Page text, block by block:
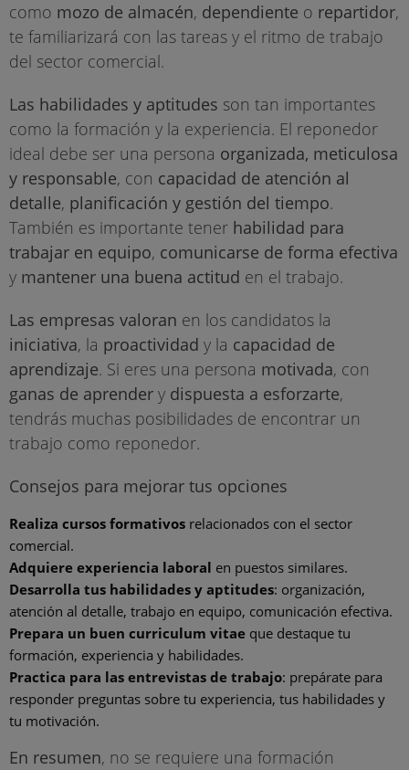
como mozo de almacén, dependiente o repartidor,
te familiarizará con las tareas y el ritmo de trabajo
del sector comercial.
Las habilidades y aptitudes son tan importantes
como la formación y la experiencia. El reponedor
ideal debe ser una persona organizada, meticulosa
y responsable, con capacidad de atención al
detalle, planificación y gestión del tiempo.
También es importante tener habilidad para
trabajar en equipo, comunicarse de forma efectiva
y mantener una buena actitud en el trabajo.
Las empresas valoran en los candidatos la
iniciativa, la proactividad y la capacidad de
aprendizaje. Si eres una persona motivada, con
ganas de aprender y dispuesta a esforzarte,
tendrás muchas posibilidades de encontrar un
trabajo como reponedor.
Consejos para mejorar tus opciones
Realiza cursos formativos relacionados con el sector
comercial.
Adquiere experiencia laboral en puestos similares.
Desarrolla tus habilidades y aptitudes: organización,
atención al detalle, trabajo en equipo, comunicación efectiva.
Prepara un buen curriculum vitae que destaque tu
formación, experiencia y habilidades.
Practica para las entrevistas de trabajo: prepárate para
responder preguntas sobre tu experiencia, tus habilidades y
tu motivación.
En resumen, no se requiere una formación